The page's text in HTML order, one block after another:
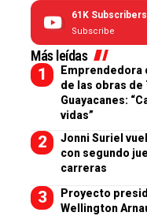
61K Subscribers
Subscribe
Más leídas
Emprendedora
de las obras de
Guayacanes:
vidas”
Jonni Suriel
con segundo
carreras
Proyecto
Wellington